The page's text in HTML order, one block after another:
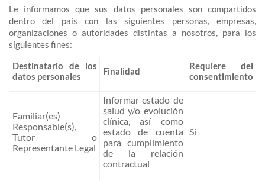
Le informamos que sus datos personales son compartidos
dentro del país con las siguientes personas, empresas,
organizaciones o autoridades distintas a nosotros, para los
siguientes fines:
Destinatario de los
datos personales
Finalidad
Requiere del
consentimiento
Familiar(es)
Responsable(s),
Tutor o
Representante Legal
Informar estado de
salud y/o evolución
clínica, así como
estado de cuenta
para cumplimiento
de la relación
contractual
Si